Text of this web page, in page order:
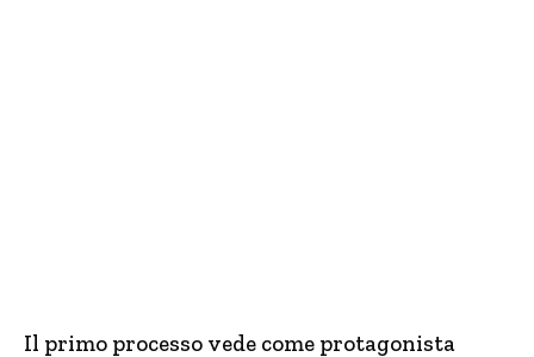
Il primo processo vede come protagonista